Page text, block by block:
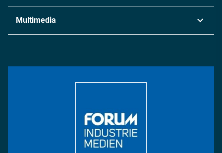
Metall
Energie
Multimedia